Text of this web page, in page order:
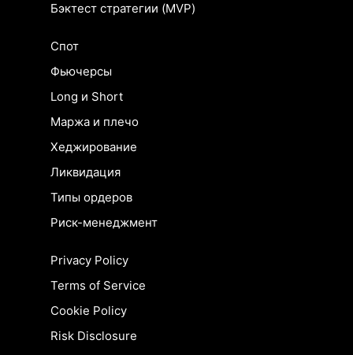
Бэктест стратегии (MVP)
Спот
Фьючерсы
Long и Short
Маржа и плечо
Хеджирование
Ликвидация
Типы ордеров
Риск-менеджмент
Privacy Policy
Terms of Service
Cookie Policy
Risk Disclosure